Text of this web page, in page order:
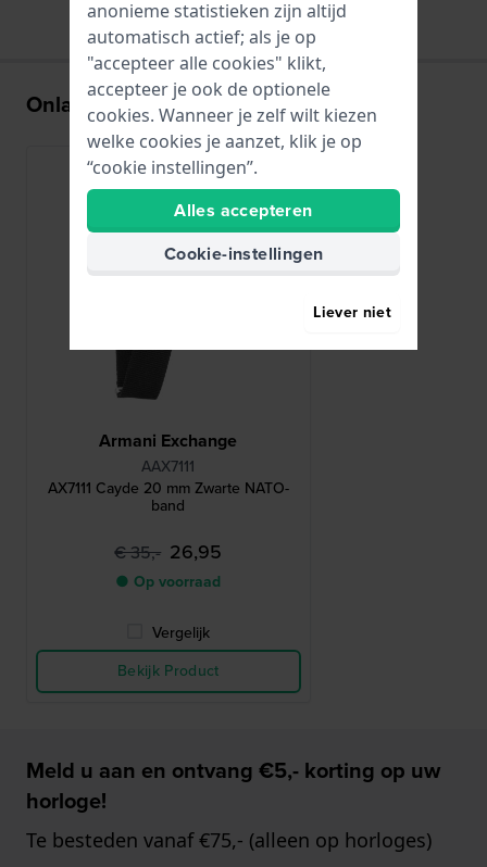
Onlangs bekeken
Armani Exchange
AAX7111
AX7111 Cayde 20 mm Zwarte NATO-
band
€ 35,- 26,95
● Op voorraad
Vergelijk
Bekijk Product
Meld u aan en ontvang €5,- korting op uw
horloge!
Te besteden vanaf €75,- (alleen op horloges)
anonieme statistieken zijn altijd
automatisch actief; als je op
"accepteer alle cookies" klikt,
accepteer je ook de optionele
cookies. Wanneer je zelf wilt kiezen
welke cookies je aanzet, klik je op
“cookie instellingen”.
Alles accepteren
Cookie-instellingen
Liever niet